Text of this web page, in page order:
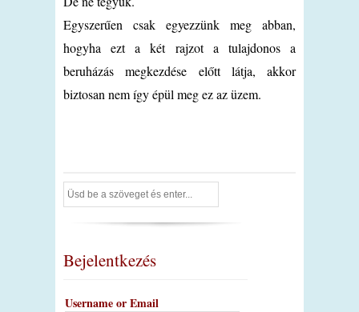
Egyszerűen csak egyezzünk meg abban,
hogyha ezt a két rajzot a tulajdonos a
beruházás megkezdése előtt látja, akkor
biztosan nem így épül meg ez az üzem.
Bejelentkezés
Username or Email